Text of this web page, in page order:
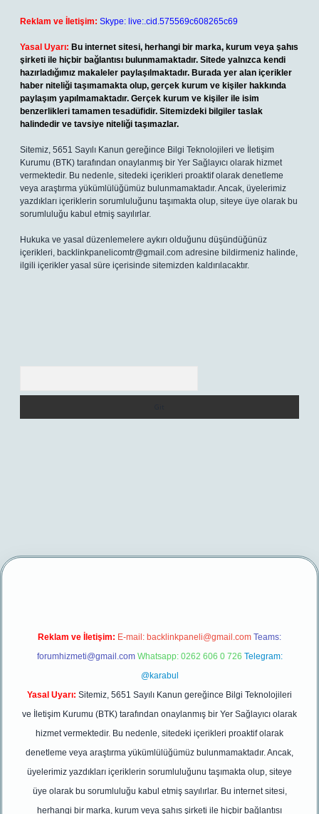
Reklam ve İletişim: Skype: live:.cid.575569c608265c69
Yasal Uyarı: Bu internet sitesi, herhangi bir marka, kurum veya şahıs
şirketi ile hiçbir bağlantısı bulunmamaktadır. Sitede yalnızca kendi
hazırladığımız makaleler paylaşılmaktadır. Burada yer alan içerikler
haber niteliği taşımamakta olup, gerçek kurum ve kişiler hakkında
paylaşım yapılmamaktadır. Gerçek kurum ve kişiler ile isim
benzerlikleri tamamen tesadüfidir. Sitemizdeki bilgiler taslak
halindedir ve tavsiye niteliği taşımazlar.
Sitemiz, 5651 Sayılı Kanun gereğince Bilgi Teknolojileri ve İletişim
Kurumu (BTK) tarafından onaylanmış bir Yer Sağlayıcı olarak hizmet
vermektedir. Bu nedenle, sitedeki içerikleri proaktif olarak denetleme
veya araştırma yükümlülüğümüz bulunmamaktadır. Ancak, üyelerimiz
yazdıkları içeriklerin sorumluluğunu taşımakta olup, siteye üye olarak bu
sorumluluğu kabul etmiş sayılırlar.
Hukuka ve yasal düzenlemelere aykırı olduğunu düşündüğünüz
içerikleri, backlinkpanelicomtr@gmail.com adresine bildirmeniz halinde,
ilgili içerikler yasal süre içerisinde sitemizden kaldırılacaktır.
betexper yeni giriş
Reklam ve İletişim: E-mail: backlinkpaneli@gmail.com Teams:
forumhizmeti@gmail.com Whatsapp: 0262 606 0 726 Telegram:
@karabul
Yasal Uyarı: Sitemiz, 5651 Sayılı Kanun gereğince Bilgi Teknolojileri
ve İletişim Kurumu (BTK) tarafından onaylanmış bir Yer Sağlayıcı olarak
hizmet vermektedir. Bu nedenle, sitedeki içerikleri proaktif olarak
denetleme veya araştırma yükümlülüğümüz bulunmamaktadır. Ancak,
üyelerimiz yazdıkları içeriklerin sorumluluğunu taşımakta olup, siteye
üye olarak bu sorumluluğu kabul etmiş sayılırlar. Bu internet sitesi,
herhangi bir marka, kurum veya şahıs şirketi ile hiçbir bağlantısı